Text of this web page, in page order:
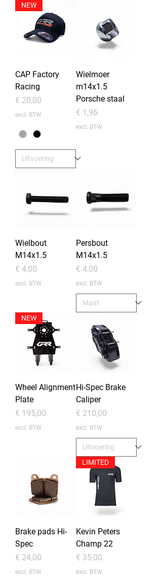
NEW
CAP Factory
Racing
Prijs
€ 20,00
excl. BTW
Wielmoer
m14x1.5
Porsche staal
Prijs
€ 1,96
excl. BTW
Wielbout
M14x1.5
Prijs
€ 4,00
excl. BTW
Persbout
M14x1.5
Prijs
€ 4,00
excl. BTW
NEW
Wheel Alignment
Plate
Prijs
€ 195,00
excl. BTW
Hi-Spec Brake
Caliper
Prijs
€ 210,00
excl. BTW
Brake pads Hi-
Spec
Prijs
€ 24,00
excl. BTW
LIMITED
Kevin Peters
Champ 22
Prijs
€ 35,00
excl. BTW